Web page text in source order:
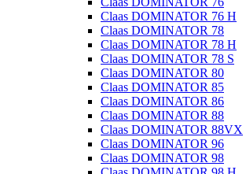
Claas DOMINATOR 76 H
Claas DOMINATOR 78
Claas DOMINATOR 78 H
Claas DOMINATOR 78 S
Claas DOMINATOR 80
Claas DOMINATOR 85
Claas DOMINATOR 86
Claas DOMINATOR 88
Claas DOMINATOR 88VX
Claas DOMINATOR 96
Claas DOMINATOR 98